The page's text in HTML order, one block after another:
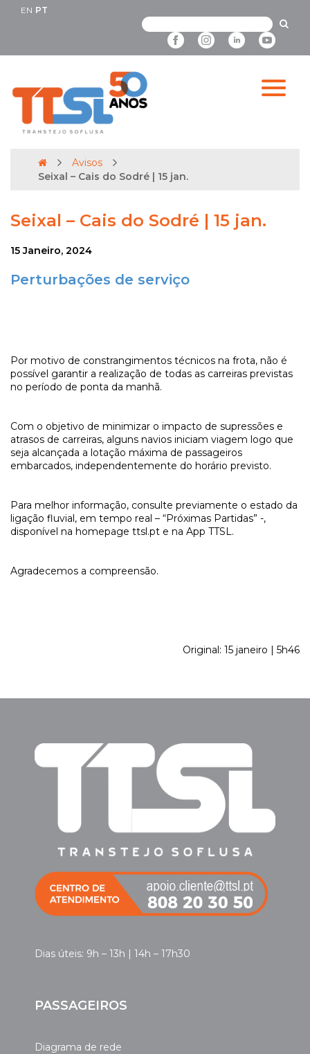
EN PT
Avisos
Seixal – Cais do Sodré | 15 jan.
Seixal – Cais do Sodré | 15 jan.
15 Janeiro, 2024
Perturbações de serviço
Por motivo de constrangimentos técnicos na frota, não é
possível garantir a realização de todas as carreiras previstas
no período de ponta da manhã.
Com o objetivo de minimizar o impacto de supressões e
atrasos de carreiras, alguns navios iniciam viagem logo que
seja alcançada a lotação máxima de passageiros
embarcados, independentemente do horário previsto.
Para melhor informação, consulte previamente o estado da
ligação fluvial, em tempo real – “Próximas Partidas” -,
disponível na homepage ttsl.pt e na App TTSL.
Agradecemos a compreensão.
Original: 15 janeiro | 5h46
Dias úteis: 9h – 13h | 14h – 17h30
PASSAGEIROS
Diagrama de rede